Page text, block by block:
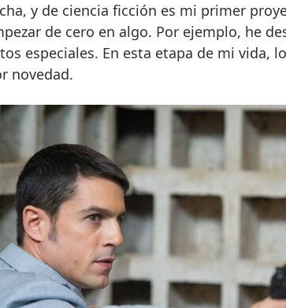
y de ciencia ficción es mi primer
de cero en algo. Por ejemplo, he
especiales. En esta etapa de mi vida,
novedad.